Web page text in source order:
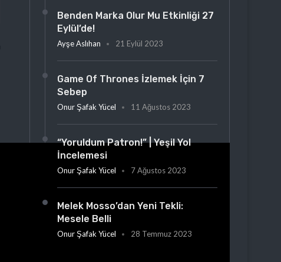
Benden Marka Olur Mu Etkinliği 27
Eylül’de!
Ayşe Aslıhan 21 Eylül 2023
Game Of Thrones İzlemek İçin 7
Sebep
Onur Şafak Yücel 11 Ağustos 2023
“Yoruldum Patron!” | Yeşil Yol
İncelemesi
Onur Şafak Yücel 7 Ağustos 2023
Melek Mosso’dan Yeni Tekli:
Mesele Belli
Onur Şafak Yücel 28 Temmuz 2023